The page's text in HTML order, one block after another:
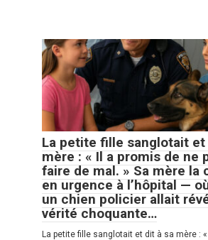
La petite fille sanglotait et
mère : « Il a promis de ne
faire de mal. » Sa mère la
en urgence à l’hôpital —
un chien policier allait
vérité choquante…
La petite fille sanglotait et dit à sa mère :